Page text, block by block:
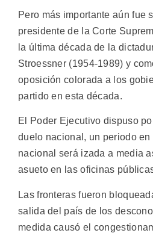
Pero más importante aún fue
presidente de la Corte
la última década de la
Stroessner (1954-1989) y
oposición colorada a los
partido en esta década.
El Poder Ejecutivo dispuso
duelo nacional, un periodo en
nacional será izada a media
asueto en las oficinas
Las fronteras fueron
salida del país de los
medida causó el